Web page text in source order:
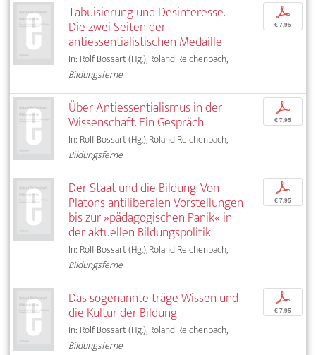
Tabuisierung und Desinteresse.
Die zwei Seiten der
antiessentialistischen Medaille
In: Rolf Bossart (Hg.), Roland Reichenbach,
Bildungsferne
p
€ 7,95
Über Antiessentialismus in der
Wissenschaft. Ein Gespräch
In: Rolf Bossart (Hg.), Roland Reichenbach,
Bildungsferne
p
€ 7,95
Der Staat und die Bildung. Von
Platons antiliberalen Vorstellungen
bis zur »pädagogischen Panik« in
der aktuellen Bildungspolitik
In: Rolf Bossart (Hg.), Roland Reichenbach,
Bildungsferne
p
€ 7,95
Das sogenannte träge Wissen und
die Kultur der Bildung
In: Rolf Bossart (Hg.), Roland Reichenbach,
Bildungsferne
p
€ 7,95